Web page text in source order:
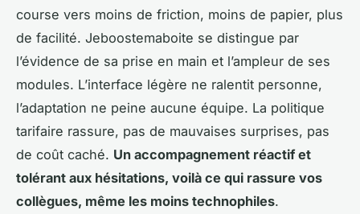
course vers moins de friction, moins de papier, plus
de facilité. Jeboostemaboite se distingue par
l’évidence de sa prise en main et l’ampleur de ses
modules. L’interface légère ne ralentit personne,
l’adaptation ne peine aucune équipe. La politique
tarifaire rassure, pas de mauvaises surprises, pas
de coût caché. Un accompagnement réactif et
tolérant aux hésitations, voilà ce qui rassure vos
collègues, même les moins technophiles.